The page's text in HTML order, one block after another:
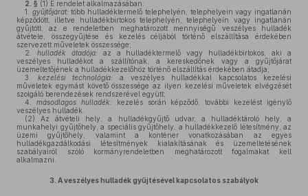
2. § (1) E rendelet alkalmazásában:
1.
gyűjtőjárat: több hulladéktermelő telephelyén, telephelyein vagy ingatlanán
képződött, illetve hulladékbirtokos telephelyén, telephelyein vagy ingatlanán
gyűjtött, az e rendeletben meghatározott mennyiségű veszélyes hulladék
átvétele, összegyűjtése és kezelés céljából történő elszállítása érdekében
szervezett műveletek összessége;
2.
hulladék átadója: az a hulladéktermelő vagy hulladékbirtokos, aki a
veszélyes hulladékot a szállítónak, a kereskedőnek vagy a gyűjtőjárat
üzemeltetőjének a hulladékkezelőhöz történő elszállítás érdekében átadja;
3.
kezelési technológia: a veszélyes hulladékkal kapcsolatos kezelési
műveletek egymást követő összessége az ilyen kezelési műveletek elvégzését
szolgáló berendezések rendszerével együtt;
4.
másodlagos hulladék: kezelés során képződő, további kezelést igénylő
veszélyes hulladék.
(2) Az átvételi hely, a hulladékgyűjtő udvar, a hulladéktároló hely, a
munkahelyi gyűjtőhely, a speciális gyűjtőhely, a hulladékkezelő létesítmény, az
üzemi gyűjtőhely, valamint a konténer vonatkozásában az egyes
hulladékgazdálkodási létesítmények kialakításának és üzemeltetésének
szabályairól szóló kormányrendeletben meghatározott fogalmakat kell
alkalmazni.
3. A veszélyes hulladék gyűjtésével kapcsolatos szabályok